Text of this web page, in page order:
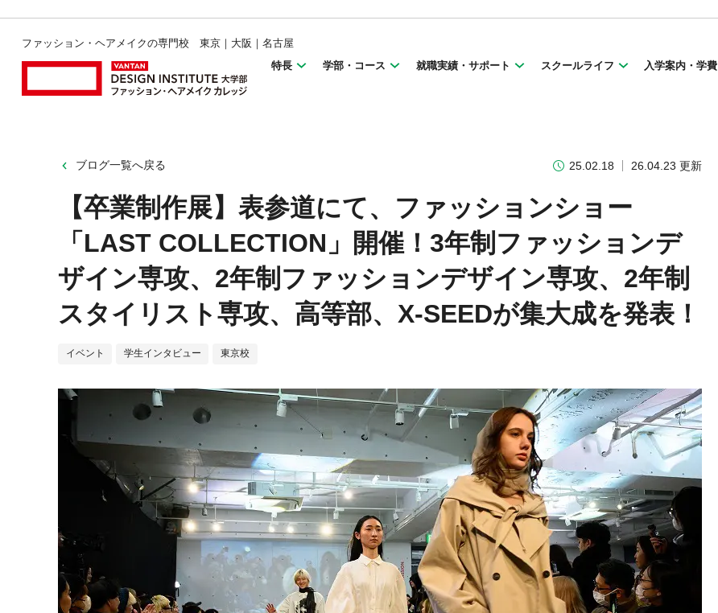
ファッション・ヘアメイクの専門校 東京｜大阪｜名古屋
特長
学部・コース 就職実績・サポート スクールライフ 入学案内・学費
ブログ一覧へ戻る 25.02.18 26.04.23 更新
【卒業制作展】表参道にて、ファッションショー
「LAST COLLECTION」開催！3年制ファッションデ
ザイン専攻、2年制ファッションデザイン専攻、2年制
スタイリスト専攻、高等部、X-SEEDが集大成を発表！
イベント 学生インタビュー 東京校